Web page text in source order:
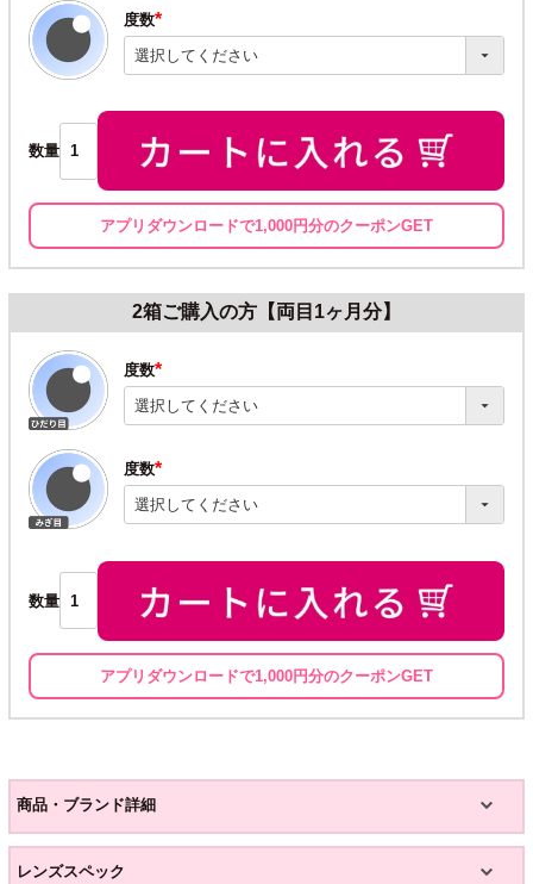
度数
(必
須)
数量
アプリダウンロードで1,000円分のクーポンGET
2箱ご購入の方【両目1ヶ月分】
度数
(必
須)
度数
(必
須)
数量
アプリダウンロードで1,000円分のクーポンGET
商品・ブランド詳細
レンズスペック